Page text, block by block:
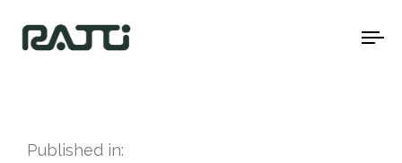
Published in: